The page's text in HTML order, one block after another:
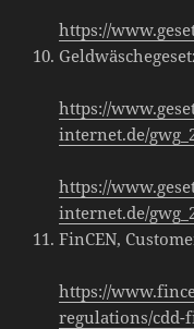
https://
https://
internet.de/
https://
internet.de/
FinCEN,
https://
regulations/